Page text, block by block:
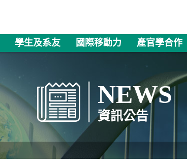
學生及系友 國際移動力 產官學合作
NEWS
資訊公告